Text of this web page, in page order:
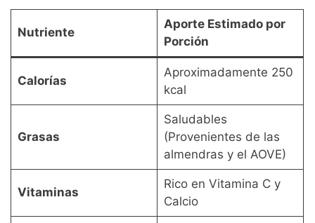
Nutriente
Aporte Estimado por
Porción
Calorías
Aproximadamente 250
kcal
Grasas
Saludables
(Provenientes de las
almendras y el AOVE)
Vitaminas
Rico en Vitamina C y
Calcio